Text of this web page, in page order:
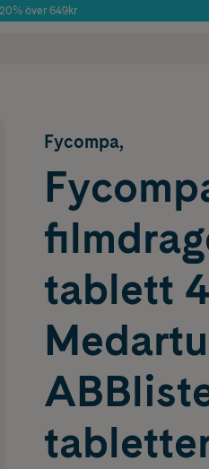
över 649kr
Fycompa,
tablett